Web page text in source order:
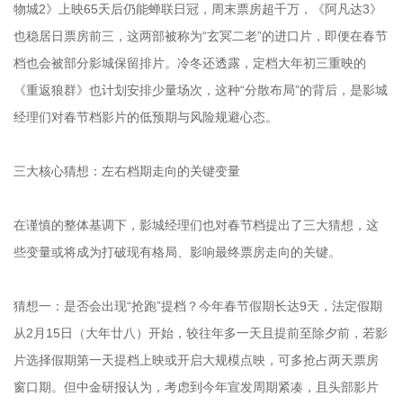
物城2》上映65天后仍能蝉联日冠，周末票房超千万，《阿凡达3》
也稳居日票房前三，这两部被称为“玄冥二老”的进口片，即便在春节
档也会被部分影城保留排片。冷冬还透露，定档大年初三重映的
《重返狼群》也计划安排少量场次，这种“分散布局”的背后，是影城
经理们对春节档影片的低预期与风险规避心态。
三大核心猜想：左右档期走向的关键变量
在谨慎的整体基调下，影城经理们也对春节档提出了三大猜想，这
些变量或将成为打破现有格局、影响最终票房走向的关键。
猜想一：是否会出现“抢跑”提档？今年春节假期长达9天，法定假期
从2月15日（大年廿八）开始，较往年多一天且提前至除夕前，若影
片选择假期第一天提档上映或开启大规模点映，可多抢占两天票房
窗口期。但中金研报认为，考虑到今年宣发周期紧凑，且头部影片